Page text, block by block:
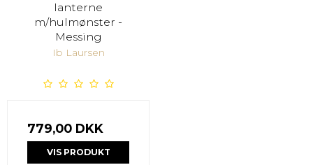
lanterne
m/hulmønster -
Messing
Ib Laursen
779,00 DKK
VIS PRODUKT